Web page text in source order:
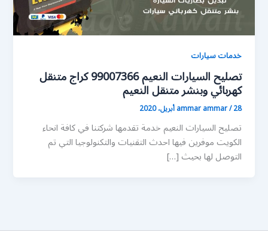
خدمات سيارات
تصليح السيارات النعيم 99007366 كراج متنقل
كهربائي وبنشر متنقل النعيم
ammar ammar/28 أبريل، 2020
تصليح السيارات النعيم خدمة تقدمها شركتنا في كافة انحاء
الكويت موفرين فيها احدث التقنيات والتكنولوجيا التي تم
التوصل لها بحيث […]